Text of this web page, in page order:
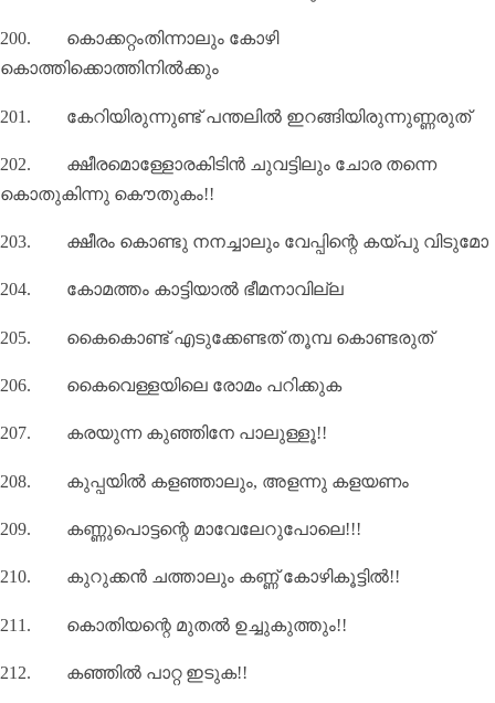
200. കൊക്കറ്റംതിന്നാലും കോഴി
കൊത്തിക്കൊത്തിനിൽക്കും
201. കേറിയിരുന്നുണ്ട് പന്തലിൽ ഇറങ്ങിയിരുന്നുണ്ണരുത്
202. ക്ഷീരമൊള്ളോരകിടിന്‍ ചുവട്ടിലും ചോര തന്നെ
കൊതുകിന്നു കൌതുകം!!
203. ക്ഷീരം കൊണ്ടു നനച്ചാലും വേപ്പിന്റെ കയ്പു വിടുമോ
204. കോമത്തം കാട്ടിയാൽ ഭീമനാവില്ല
205. കൈകൊണ്ട് എടുക്കേണ്ടത് തൂമ്പ കൊണ്ടരുത്
206. കൈവെള്ളയിലെ രോമം പറിക്കുക
207. കരയുന്ന കുഞ്ഞിനേ പാലുള്ളൂ!!
208. കുപ്പയില്‍ കളഞ്ഞാലും, അളന്നു കളയണം
209. കണ്ണുപൊട്ടന്റെ മാവേലേറുപോലെ!!!
210. കുറുക്കന്‍ ചത്താലും കണ്ണ് കോഴികൂട്ടില്‍!!
211. കൊതിയന്റെ മുതല്‍ ഉച്ചുകുത്തും!!
212. കഞ്ഞില്‍ പാറ്റ ഇടുക!!